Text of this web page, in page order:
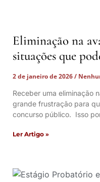
Eliminação na
situações que
2 de janeiro de 2026
Receber uma eliminação
grande frustração para
concurso público. Isso
Ler Artigo »